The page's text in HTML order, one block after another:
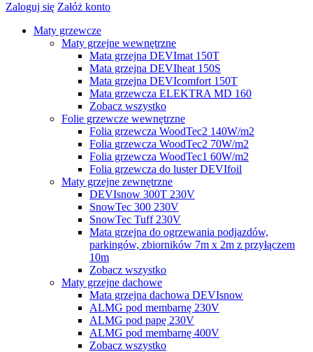
Zaloguj się Załóż konto
Maty grzewcze
Maty grzejne wewnętrzne
Mata grzejna DEVImat 150T
Mata grzejna DEVIheat 150S
Mata grzejna DEVIcomfort 150T
Mata grzewcza ELEKTRA MD 160
Zobacz wszystko
Folie grzewcze wewnętrzne
Folia grzewcza WoodTec2 140W/m2
Folia grzewcza WoodTec2 70W/m2
Folia grzewcza WoodTec1 60W/m2
Folia grzewcza do luster DEVIfoil
Maty grzejne zewnętrzne
DEVIsnow 300T 230V
SnowTec 300 230V
SnowTec Tuff 230V
Mata grzejna do ogrzewania podjazdów,
parkingów, zbiorników 7m x 2m z przyłączem
10m
Zobacz wszystko
Maty grzejne dachowe
Mata grzejna dachowa DEVIsnow
ALMG pod membarnę 230V
ALMG pod papę 230V
ALMG pod membarnę 400V
Zobacz wszystko